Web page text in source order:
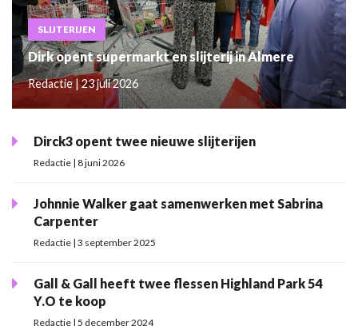
SLIJTERIJEN
Dirk opent supermarkt en slijterij in Almere
Redactie | 23 juli 2026
Dirck3 opent twee nieuwe slijterijen
Redactie | 8 juni 2026
Johnnie Walker gaat samenwerken met Sabrina
Carpenter
Redactie | 3 september 2025
Gall & Gall heeft twee flessen Highland Park 54
Y.O te koop
Redactie | 5 december 2024